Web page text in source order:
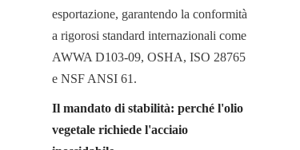
esportazione, garantendo la conformità
a rigorosi standard internazionali come
AWWA D103-09, OSHA, ISO 28765
e NSF ANSI 61.
Il mandato di stabilità: perché l'olio
vegetale richiede l'acciaio